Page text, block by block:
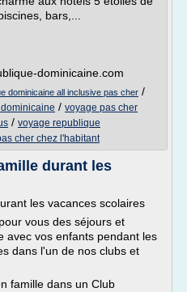
bars,...
dominicaine.com
dominicaine all inclusive pas cher /
/ voyage pas cher
/ voyage republique
cher chez l'habitant
durant les
les vacances scolaires
vous des séjours et
avec vos enfants pendant les
dans l'un de nos clubs et
famille dans un Club